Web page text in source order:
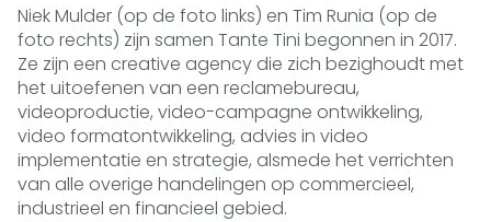
Niek Mulder (op de foto links) en Tim Runia (op de
foto rechts) zijn samen Tante Tini begonnen in 2017.
Ze zijn een creative agency die zich bezighoudt met
het uitoefenen van een reclamebureau,
videoproductie, video-campagne ontwikkeling,
video formatontwikkeling, advies in video
implementatie en strategie, alsmede het verrichten
van alle overige handelingen op commercieel,
industrieel en financieel gebied.